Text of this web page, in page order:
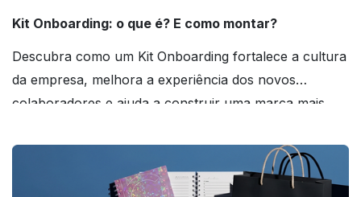
Kit Onboarding: o que é? E como montar?
Descubra como um Kit Onboarding fortalece a cultura
da empresa, melhora a experiência dos novos
colaboradores e ajuda a construir uma marca mais